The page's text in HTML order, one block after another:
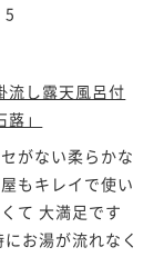
5
流し露天風呂付
」
がない柔らかな
もキレイで使い
て 大満足です
お湯が流れなく